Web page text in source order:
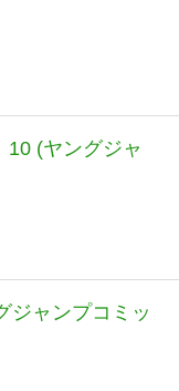
10 (ヤングジャ
ジャンプコミッ